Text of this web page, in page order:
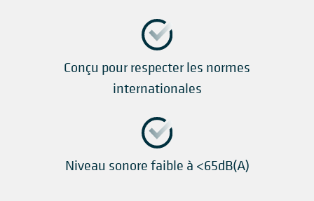
Conçu pour respecter les normes
internationales
Niveau sonore faible à <65dB(A)